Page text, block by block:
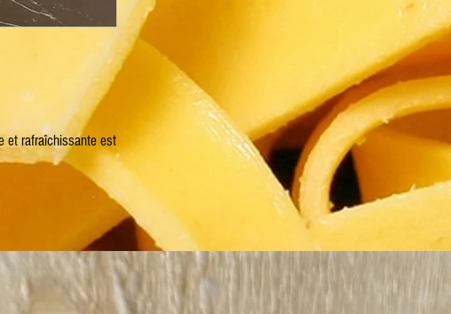
et rafraîchissante est